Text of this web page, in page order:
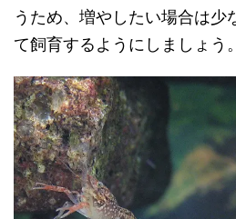
うため、増やしたい場合は少
て飼育するようにしましょう。